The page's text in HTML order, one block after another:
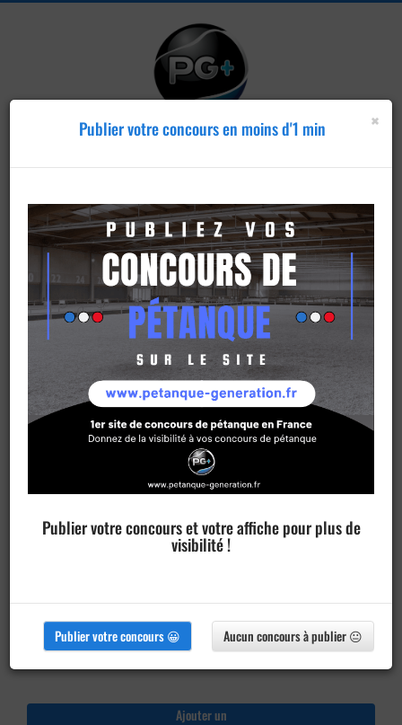
Publier un
concours
Ajouter un
×
Publier votre concours en moins d'1 min
Publier votre concours et votre affiche pour plus de
visibilité !
Publier votre concours 😀 Aucun concours à publier 😐